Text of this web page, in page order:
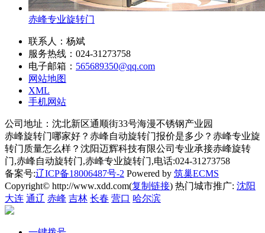
赤峰专业旋转门
联系人：杨斌
服务热线：024-31273758
电子邮箱： 565689350@qq.com
网站地图
XML
手机网站
公司地址：沈北新区通顺街33号海漫不锈钢产业园
赤峰旋转门哪家好？赤峰自动旋转门报价是多少？赤峰专业旋
转门质量怎么样？沈阳迈辉科技有限公司专业承接赤峰旋转
门,赤峰自动旋转门,赤峰专业旋转门,电话:024-31273758
备案号:辽ICP备18006487号-2 Powered by 筑巢ECMS
Copyright© http://www.xdd.com(复制链接) 热门城市推广: 沈阳
大连 通辽 赤峰 吉林 长春 营口 哈尔滨